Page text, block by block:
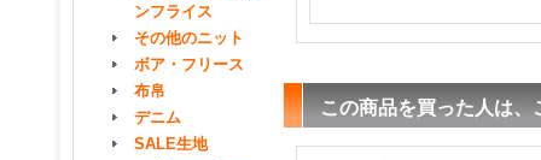
ンフライス
その他のニット
ボア・フリース
布帛
デニム
SALE生地
この商品を買った人は